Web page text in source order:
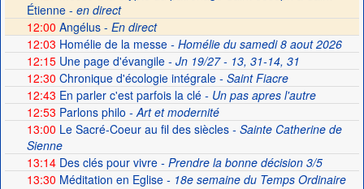
Étienne - en direct
12:00 Angélus - En direct
12:03 Homélie de la messe- Homélie du samedi 8 aout 2026
12:15Une page d'évangile- Jn 19/27 - 13, 31-14, 31
12:30 Chronique d'écologie intégrale- Saint Fiacre
12:43 En parler c'est parfois la clé- Un pas apres l'autre
12:53 Parlons philo - Art et modernité
13:00 Le Sacré-Coeur au fil des siècles- Sainte Catherine de
Sienne
13:14Des clés pour vivre- Prendre la bonne décision 3/5
13:30 Méditation en Eglise- 18e semaine du Temps Ordinaire